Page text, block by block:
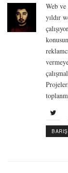
Web
yıldır